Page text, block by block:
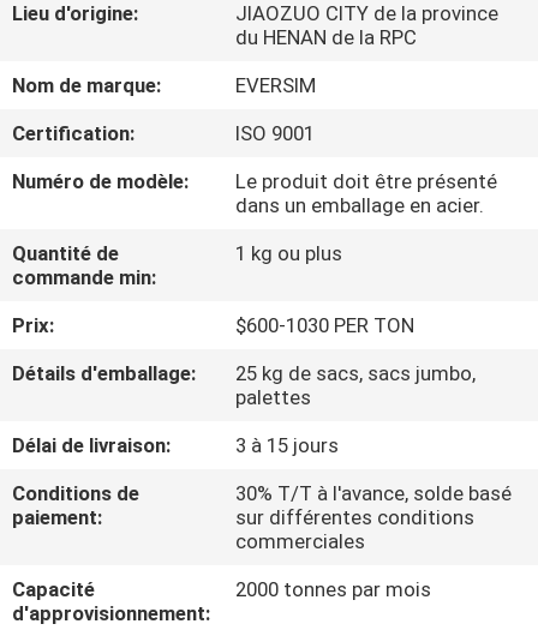
À
PROPOS
NOUS
VISITE
DE
CONTRÔLE
DE
QUALITÉ
Lieu d'origine:
JIAOZUO CITY de la province
du HENAN de la RPC
Nom de marque:
EVERSIM
Certification:
ISO 9001
Numéro de modèle:
Le produit doit être présenté
dans un emballage en acier.
Quantité de
commande min:
1 kg ou plus
Prix:
$600-1030 PER TON
Détails d'emballage:
25 kg de sacs, sacs jumbo,
palettes
Délai de livraison:
3 à 15 jours
Conditions de
paiement:
30% T/T à l'avance, solde basé
sur différentes conditions
commerciales
Capacité
d'approvisionnement:
2000 tonnes par mois